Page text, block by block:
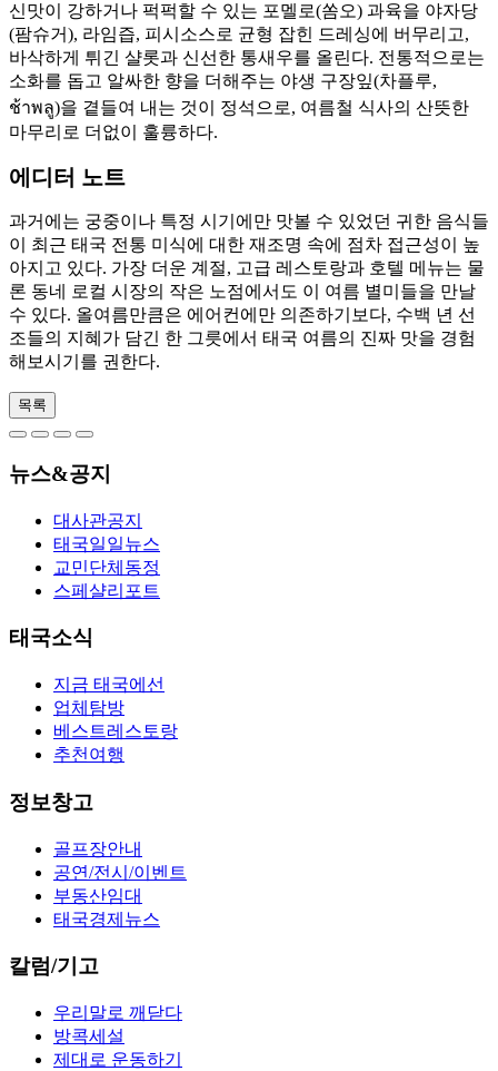
신맛이 강하거나 퍽퍽할 수 있는 포멜로(쏨오) 과육을 야자당
(팜슈거), 라임즙, 피시소스로 균형 잡힌 드레싱에 버무리고,
바삭하게 튀긴 샬롯과 신선한 통새우를 올린다. 전통적으로는
소화를 돕고 알싸한 향을 더해주는 야생 구장잎(차플루,
ช้าพลู)을 곁들여 내는 것이 정석으로, 여름철 식사의 산뜻한
마무리로 더없이 훌륭하다.
에디터 노트
과거에는 궁중이나 특정 시기에만 맛볼 수 있었던 귀한 음식들
이 최근 태국 전통 미식에 대한 재조명 속에 점차 접근성이 높
아지고 있다. 가장 더운 계절, 고급 레스토랑과 호텔 메뉴는 물
론 동네 로컬 시장의 작은 노점에서도 이 여름 별미들을 만날
수 있다. 올여름만큼은 에어컨에만 의존하기보다, 수백 년 선
조들의 지혜가 담긴 한 그릇에서 태국 여름의 진짜 맛을 경험
해보시기를 권한다.
목록
뉴스&공지
대사관공지
태국일일뉴스
교민단체동정
스페샬리포트
태국소식
지금 태국에선
업체탐방
베스트레스토랑
추천여행
정보창고
골프장안내
공연/전시/이벤트
부동산임대
태국경제뉴스
칼럼/기고
우리말로 깨닫다
방콕세설
제대로 운동하기